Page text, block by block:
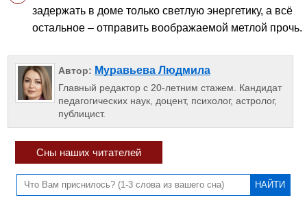
задержать в доме только светлую энергетику, а всё
остальное – отправить воображаемой метлой прочь.
Автор: Муравьева Людмила
Главный редактор с 20-летним стажем. Кандидат
педагогических наук, доцент, психолог, астролог,
публицист.
Сны наших читателей